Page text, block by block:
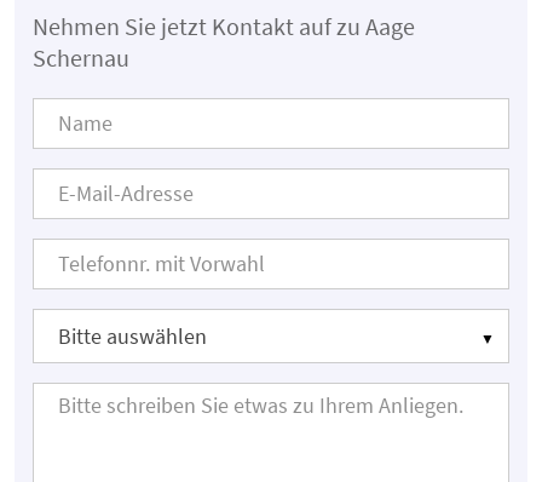
Nehmen Sie jetzt Kontakt auf zu Aage
Schernau